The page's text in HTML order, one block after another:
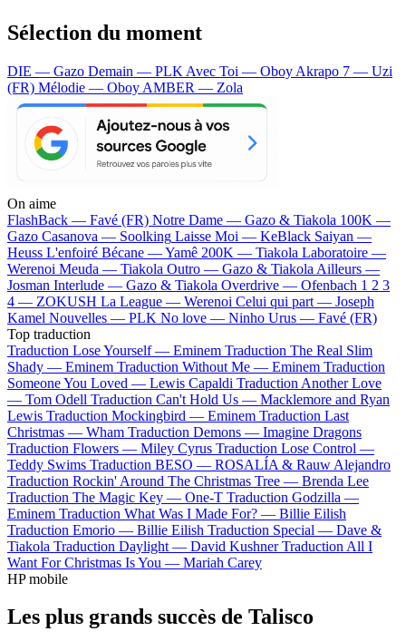
Sélection du moment
DIE — Gazo Demain — PLK Avec Toi — Oboy Akrapo 7 — Uzi
(FR) Mélodie — Oboy AMBER — Zola
On aime
FlashBack — Favé (FR) Notre Dame — Gazo & Tiakola 100K —
Gazo Casanova — Soolking Laisse Moi — KeBlack Saiyan —
Heuss L'enfoiré Bécane —Yamê 200K — Tiakola Laboratoire —
Werenoi Meuda — Tiakola Outro — Gazo & Tiakola Ailleurs —
Josman Interlude — Gazo & Tiakola Overdrive — Ofenbach 1 2 3
4 — ZOKUSH La League — Werenoi Celui qui part — Joseph
Kamel Nouvelles — PLK No love — Ninho Urus — Favé (FR)
Top traduction
Traduction Lose Yourself — Eminem Traduction The Real Slim
Shady — Eminem Traduction Without Me — Eminem Traduction
Someone You Loved — Lewis Capaldi Traduction Another Love
— Tom Odell Traduction Can't Hold Us — Macklemore and Ryan
Lewis Traduction Mockingbird — Eminem Traduction Last
Christmas — Wham Traduction Demons — Imagine Dragons
Traduction Flowers — Miley Cyrus Traduction Lose Control —
Teddy Swims Traduction BESO — ROSALÍA & Rauw Alejandro
Traduction Rockin' Around The Christmas Tree — Brenda Lee
Traduction The Magic Key — One-T Traduction Godzilla —
Eminem Traduction What Was I Made For? — Billie Eilish
Traduction Emorio — Billie Eilish Traduction Special — Dave &
Tiakola Traduction Daylight — David Kushner Traduction All I
Want For Christmas Is You — Mariah Carey
HP mobile
Les plus grands succès de Talisco